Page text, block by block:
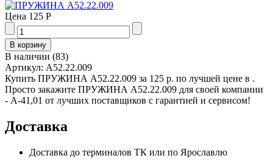
Цена 125 Р
В наличии (83)
Артикул: А52.22.009
Купить ПРУЖИНА А52.22.009 за 125 р. по лучшей цене в .
Просто закажите ПРУЖИНА А52.22.009 для своей компании
- А-41,01 от лучших поставщиков с гарантией и сервисом!
Доставка
Доставка до терминалов ТК или по Ярославлю